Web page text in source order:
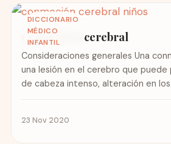
DICCIONARIO
MÉDICO
INFANTIL
Conmoción cerebral
Consideraciones generales Una
una lesión en el cerebro que puede
de cabeza intenso, alteración en
23 Nov 2020